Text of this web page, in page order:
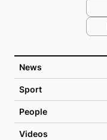
News
Sport
People
Videos